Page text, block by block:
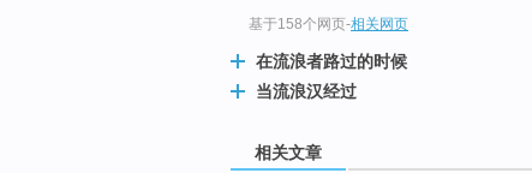
基于158个网页-相关网页
在流浪者路过的时候
当流浪汉经过
相关文章